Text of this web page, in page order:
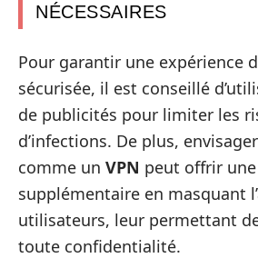
NÉCESSAIRES
Pour garantir une expérience
sécurisée, il est conseillé
de publicités pour limiter les
d’infections. De plus,
comme un VPN peut offrir
supplémentaire en masquant
utilisateurs, leur permettant
toute confidentialité.